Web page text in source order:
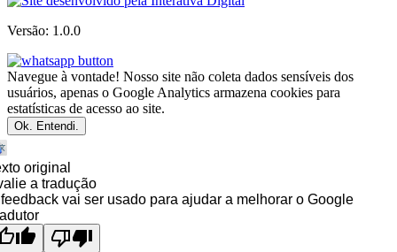
Versão: 1.0.0
Navegue à vontade! Nosso site não coleta dados sensíveis dos
usuários, apenas o Google Analytics armazena cookies para
estatísticas de acesso ao site.
Ok. Entendi.
original
a tradução
vai ser usado para ajudar a melhorar o Google